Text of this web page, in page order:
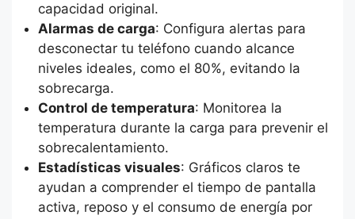
capacidad original.
Alarmas de carga: Configura alertas para
desconectar tu teléfono cuando alcance
niveles ideales, como el 80%, evitando la
sobrecarga.
Control de temperatura: Monitorea la
temperatura durante la carga para prevenir el
sobrecalentamiento.
Estadísticas visuales: Gráficos claros te
ayudan a comprender el tiempo de pantalla
activa, reposo y el consumo de energía por